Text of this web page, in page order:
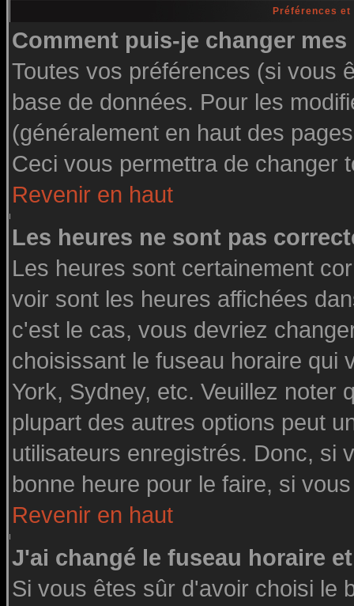
Préférences
Comment puis-je changer
Toutes vos préférences (si vous
base de données. Pour les
(généralement en haut des
Ceci vous permettra de changer
Revenir en haut
Les heures ne sont pas
Les heures sont certainement
voir sont les heures affichées
c'est le cas, vous devriez
choisissant le fuseau horaire qui
York, Sydney, etc. Veuillez noter
plupart des autres options peut
utilisateurs enregistrés. Donc, si
bonne heure pour le faire, si
Revenir en haut
J'ai changé le fuseau horaire
Si vous êtes sûr d'avoir choisi le